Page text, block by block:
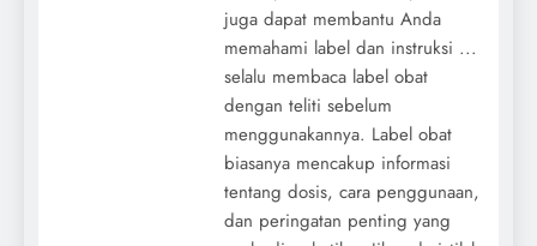
juga dapat membantu Anda
memahami label dan instruksi ...
selalu membaca label obat
dengan teliti sebelum
menggunakannya. Label obat
biasanya mencakup informasi
tentang dosis, cara penggunaan,
dan peringatan penting yang